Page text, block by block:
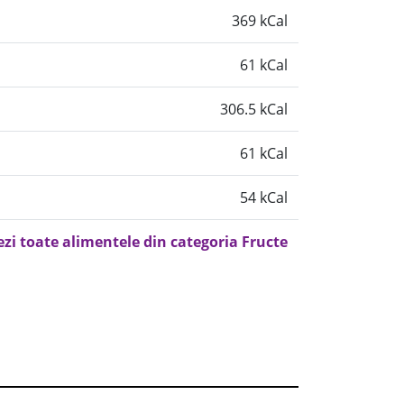
369 kCal
61 kCal
306.5 kCal
61 kCal
54 kCal
toate alimentele din categoria Fructe